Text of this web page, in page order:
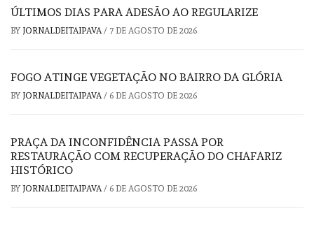
ÚLTIMOS DIAS PARA ADESÃO AO REGULARIZE
BY JORNALDEITAIPAVA / 7 DE AGOSTO DE 2026
FOGO ATINGE VEGETAÇÃO NO BAIRRO DA GLÓRIA
BY JORNALDEITAIPAVA / 6 DE AGOSTO DE 2026
PRAÇA DA INCONFIDÊNCIA PASSA POR
RESTAURAÇÃO COM RECUPERAÇÃO DO CHAFARIZ
HISTÓRICO
BY JORNALDEITAIPAVA / 6 DE AGOSTO DE 2026